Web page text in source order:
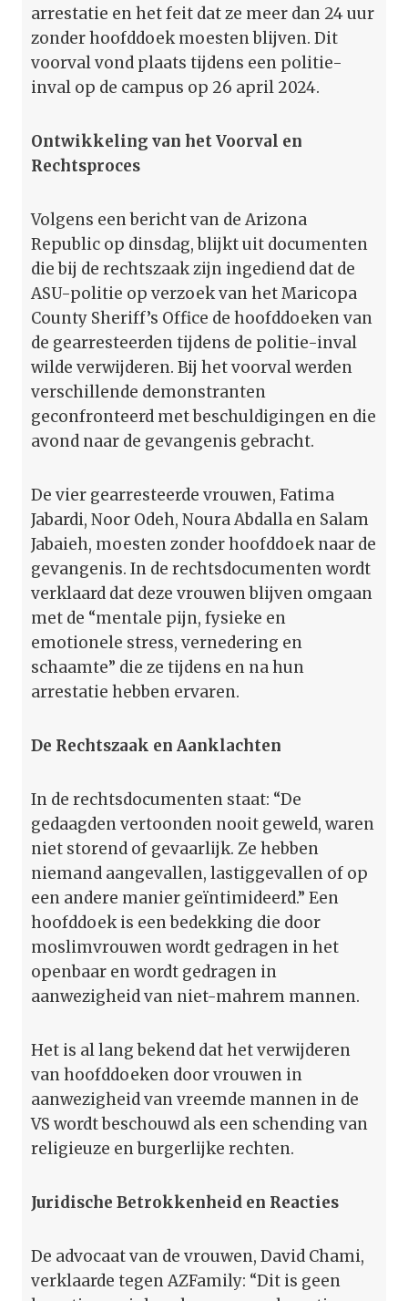
arrestatie en het feit dat ze meer dan 24 uur
zonder hoofddoek moesten blijven. Dit
voorval vond plaats tijdens een politie-
inval op de campus op 26 april 2024.
Ontwikkeling van het Voorval en
Rechtsproces
Volgens een bericht van de Arizona
Republic op dinsdag, blijkt uit documenten
die bij de rechtszaak zijn ingediend dat de
ASU-politie op verzoek van het Maricopa
County Sheriff’s Office de hoofddoeken van
de gearresteerden tijdens de politie-inval
wilde verwijderen. Bij het voorval werden
verschillende demonstranten
geconfronteerd met beschuldigingen en die
avond naar de gevangenis gebracht.
De vier gearresteerde vrouwen, Fatima
Jabardi, Noor Odeh, Noura Abdalla en Salam
Jabaieh, moesten zonder hoofddoek naar de
gevangenis. In de rechtsdocumenten wordt
verklaard dat deze vrouwen blijven omgaan
met de “mentale pijn, fysieke en
emotionele stress, vernedering en
schaamte” die ze tijdens en na hun
arrestatie hebben ervaren.
De Rechtszaak en Aanklachten
In de rechtsdocumenten staat: “De
gedaagden vertoonden nooit geweld, waren
niet storend of gevaarlijk. Ze hebben
niemand aangevallen, lastiggevallen of op
een andere manier geïntimideerd.” Een
hoofddoek is een bedekking die door
moslimvrouwen wordt gedragen in het
openbaar en wordt gedragen in
aanwezigheid van niet-mahrem mannen.
Het is al lang bekend dat het verwijderen
van hoofddoeken door vrouwen in
aanwezigheid van vreemde mannen in de
VS wordt beschouwd als een schending van
religieuze en burgerlijke rechten.
Juridische Betrokkenheid en Reacties
De advocaat van de vrouwen, David Chami,
verklaarde tegen AZFamily: “Dit is geen